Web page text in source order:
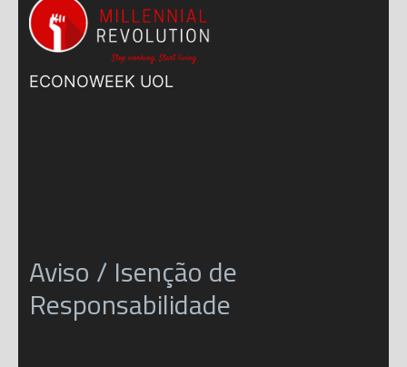
ECONOWEEK UOL
Aviso / Isenção de
Responsabilidade